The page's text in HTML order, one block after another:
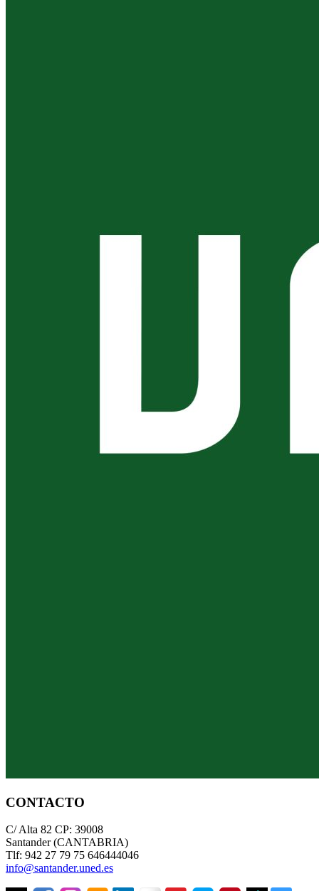
CONTACTO
C/ Alta 82 CP: 39008
Santander (CANTABRIA)
Tlf: 942 27 79 75 646444046
info@santander.uned.es